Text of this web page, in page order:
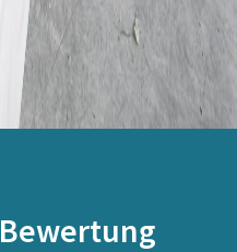
Bewertung